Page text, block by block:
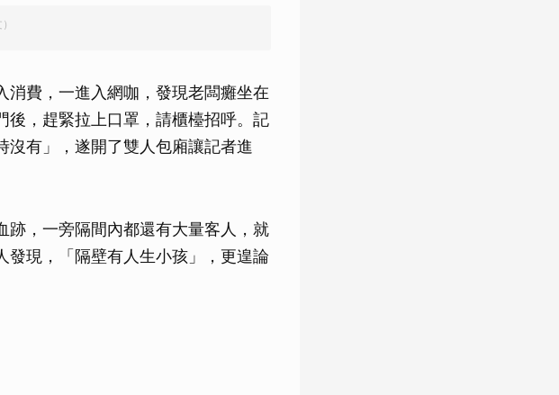
費，一進入網咖，發現老闆癱坐在
後，趕緊拉上口罩，請櫃檯招呼。記
有」，遂開了雙人包廂讓記者進
跡，一旁隔間內都還有大量客人，就
發現，「隔壁有人生小孩」，更遑論